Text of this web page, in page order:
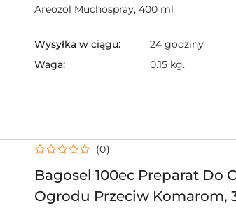
Areozol Muchospray, 400 ml
Wysyłka w ciągu:
24 godziny
Waga:
0.15 kg.
Bagosel 100ec Preparat Do
Ogrodu Przeciw Komarom,
(0)